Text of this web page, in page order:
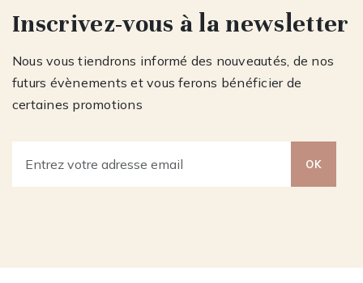
Inscrivez-vous à la newsletter
Nous vous tiendrons informé des nouveautés, de nos
futurs évènements et vous ferons bénéficier de
certaines promotions
OK